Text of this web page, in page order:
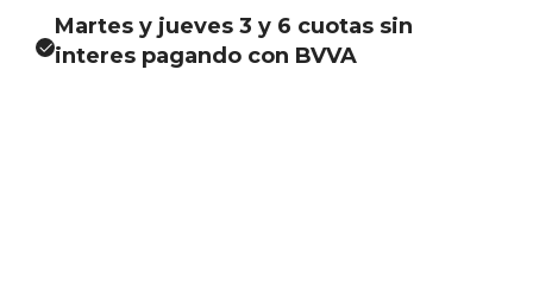
Martes y jueves 3 y 6 cuotas sin
interes pagando con BVVA